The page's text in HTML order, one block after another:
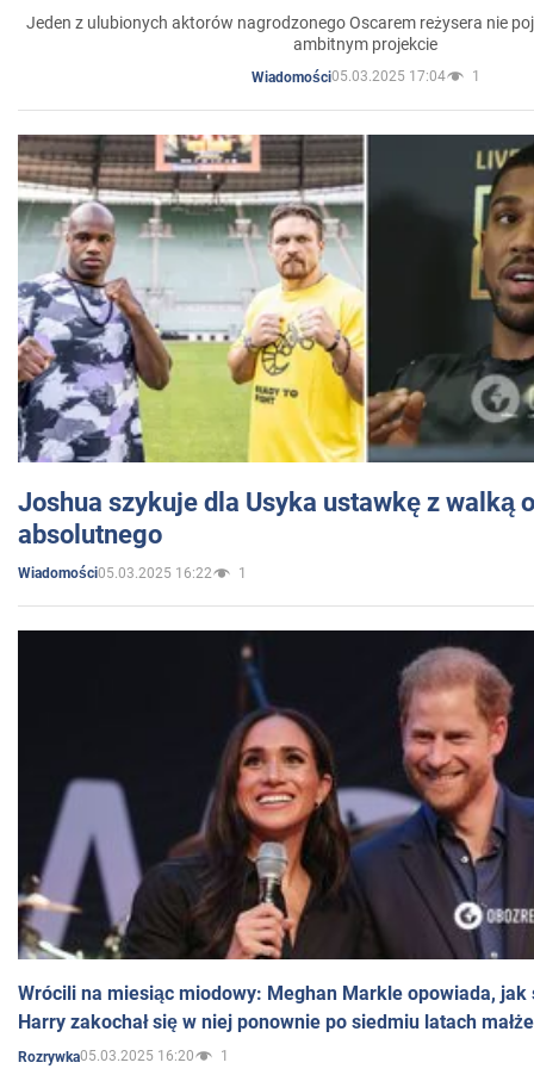
Jeden z ulubionych aktorów nagrodzonego Oscarem reżysera nie
ambitnym projekcie
Wiadomości05.03.2025 17:04 1
Joshua szykuje dla Usyka ustawkę z walką
absolutnego
Wiadomości05.03.2025 16:22 1
Wrócili na miesiąc miodowy: Meghan Markle opowiada, jak
Harry zakochał się w niej ponownie po siedmiu latach
Rozrywka05.03.2025 16:20 1